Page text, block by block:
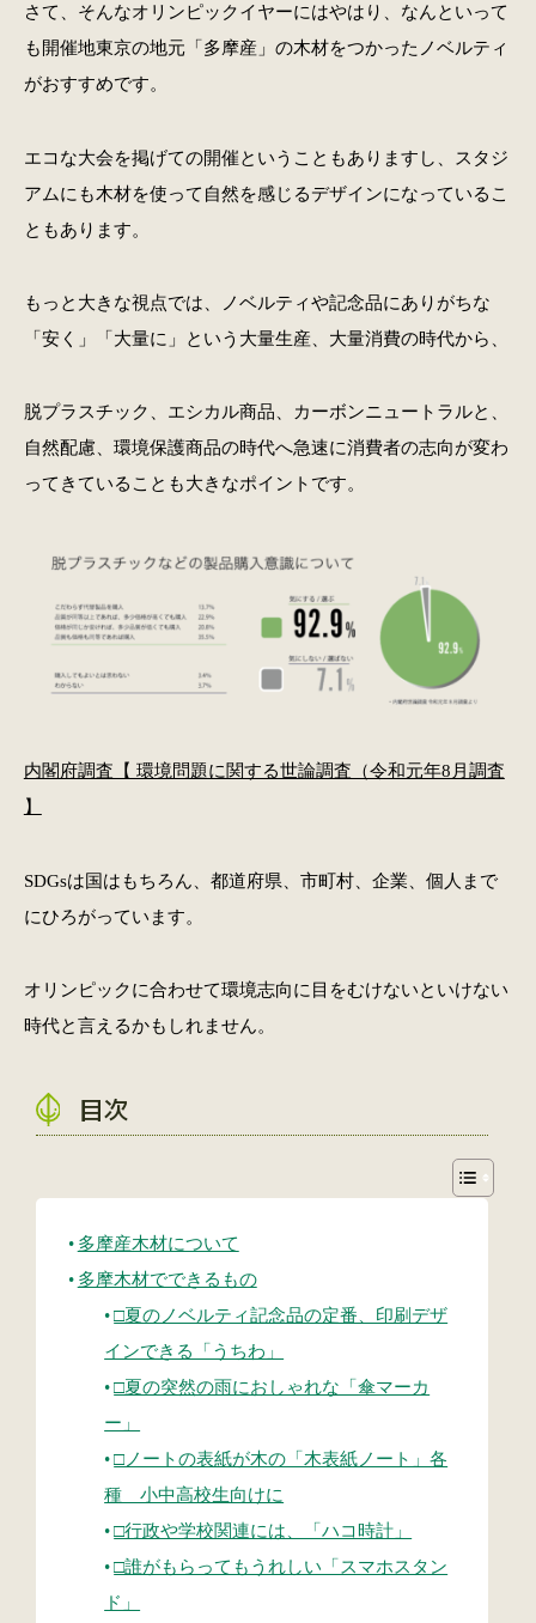
さて、そんなオリンピックイヤーにはやはり、なんといって
も開催地東京の地元「多摩産」の木材をつかったノベルティ
がおすすめです。
エコな大会を掲げての開催ということもありますし、スタジ
アムにも木材を使って自然を感じるデザインになっているこ
ともあります。
もっと大きな視点では、ノベルティや記念品にありがちな
「安く」「大量に」という大量生産、大量消費の時代から、
脱プラスチック、エシカル商品、カーボンニュートラルと、
自然配慮、環境保護商品の時代へ急速に消費者の志向が変わ
ってきていることも大きなポイントです。
内閣府調査【 環境問題に関する世論調査（令和元年8月調査
】
SDGsは国はもちろん、都道府県、市町村、企業、個人まで
にひろがっています。
オリンピックに合わせて環境志向に目をむけないといけない
時代と言えるかもしれません。
目次
多摩産木材について
多摩木材でできるもの
□夏のノベルティ記念品の定番、印刷デザ
インできる「うちわ」
□夏の突然の雨におしゃれな「傘マーカ
ー」
□ノートの表紙が木の「木表紙ノート」各
種 小中高校生向けに
□行政や学校関連には、「ハコ時計」
□誰がもらってもうれしい「スマホスタン
ド」